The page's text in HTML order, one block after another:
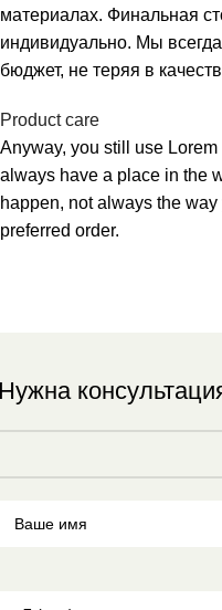
материалах. Финальная
индивидуально. Мы
бюджет, не теряя в
Product care
Anyway, you still use Lorem
always have a place in the
happen, not always the
preferred order.